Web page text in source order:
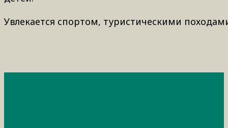
Увлекается спортом, туристическими